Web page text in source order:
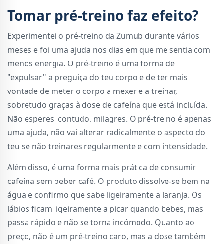
Tomar pré-treino faz efeito?
Experimentei o pré-treino da Zumub durante vários
meses e foi uma ajuda nos dias em que me sentia com
menos energia. O pré-treino é uma forma de
"expulsar" a preguiça do teu corpo e de ter mais
vontade de meter o corpo a mexer e a treinar,
sobretudo graças à dose de cafeína que está incluída.
Não esperes, contudo, milagres. O pré-treino é apenas
uma ajuda, não vai alterar radicalmente o aspecto do
teu se não treinares regularmente e com intensidade.
Além disso, é uma forma mais prática de consumir
cafeína sem beber café. O produto dissolve-se bem na
água e confirmo que sabe ligeiramente a laranja. Os
lábios ficam ligeiramente a picar quando bebes, mas
passa rápido e não se torna incómodo. Quanto ao
preço, não é um pré-treino caro, mas a dose também